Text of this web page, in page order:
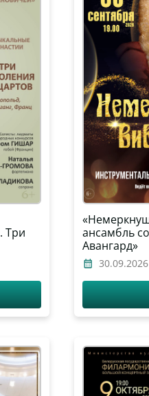
Три
ансамбль
Авангард»